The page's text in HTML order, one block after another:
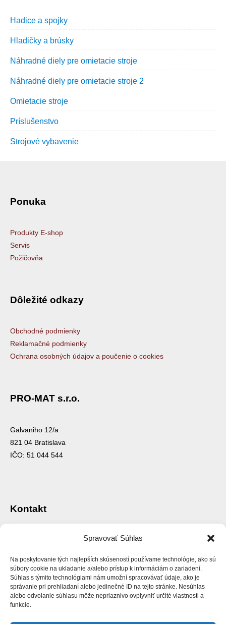
Spravovať Súhlas
Na poskytovanie tých najlepších skúseností používame technológie, ako sú
súbory cookie na ukladanie a/alebo prístup k informáciám o zariadení.
Súhlas s týmito technológiami nám umožní spracovávať údaje, ako je
správanie pri prehliadaní alebo jedinečné ID na tejto stránke. Nesúhlas
alebo odvolanie súhlasu môže nepriaznivo ovplyvniť určité vlastnosti a
funkcie.
Hadice a spojky
Hladičky a brúsky
Náhradné diely pre omietacie stroje
Náhradné diely pre omietacie stroje 2
Omietacie stroje
Príslušenstvo
Strojové vybavenie
Ponuka
Produkty E-shop
Servis
Požičovňa
Dôležité odkazy
Obchodné podmienky
Reklamačné podmienky
Ochrana osobných údajov a poučenie o cookies
PRO-MAT s.r.o.
Galvaniho 12/a
821 04 Bratislava
IČO: 51 044 544
Kontakt